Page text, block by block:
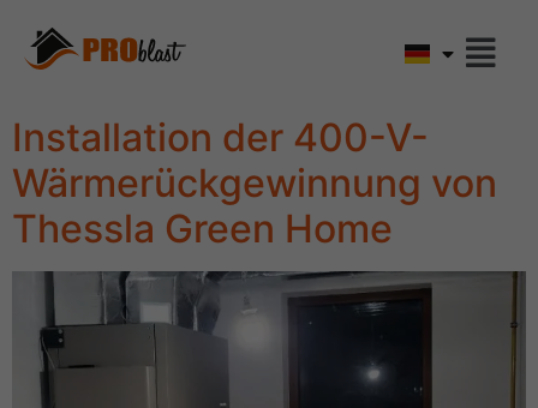
Installation der 400-V-
Wärmerückgewinnung von
Thessla Green Home